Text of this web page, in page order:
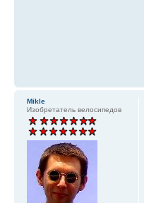
Mikle
Изобретатель велосипедов